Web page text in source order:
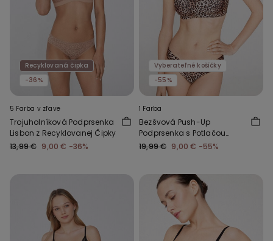
Recyklovaná čipka
-36%
5 Farba v zľave
Trojuholníková Podprsenka
Lisbon z Recyklovanej Čipky
13,99 € 9,00 € -36%
Vyberateľné košíčky
-55%
1 Farba
Bezšvová Push-Up
Podprsenka s Potlačou
Natural Lifting Plus
19,99 € 9,00 € -55%